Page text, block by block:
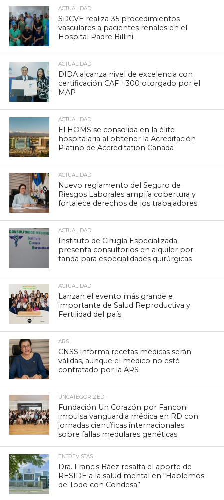
ACTUALIDAD
SDCVE realiza 35 procedimientos
vasculares a pacientes renales en el
Hospital Padre Billini
ACTUALIDAD
DIDA alcanza nivel de excelencia con
certificación CAF +300 otorgado por el
MAP
ACTUALIDAD
El HOMS se consolida en la élite
hospitalaria al obtener la Acreditación
Platino de Accreditation Canada
ACTUALIDAD
Nuevo reglamento del Seguro de
Riesgos Laborales amplía cobertura y
fortalece derechos de los trabajadores
ACTUALIDAD
Instituto de Cirugía Especializada
presenta consultorios en alquiler por
tanda para especialidades quirúrgicas
ACTUALIDAD
Lanzan el evento más grande e
importante de Salud Reproductiva y
Fertilidad del país
ARS
CNSS informa recetas médicas serán
válidas, aunque el médico no esté
contratado por la ARS
UNCATEGORIZED
Fundación Un Corazón por Fanconi
impulsa vanguardia médica en RD con
jornadas científicas internacionales
sobre fallas medulares genéticas
ENTREVISTAS
Dra. Francis Báez resalta el aporte de
RESIDE a la salud mental en “Hablemos
de Todo con Condesa”